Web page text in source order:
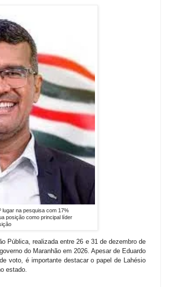
lugar na pesquisa com 17%
posição como principal líder
Pública, realizada entre 26 e 31 de dezembro de
do Maranhão em 2026. Apesar de Eduardo
voto, é importante destacar o papel de Lahésio
estado.